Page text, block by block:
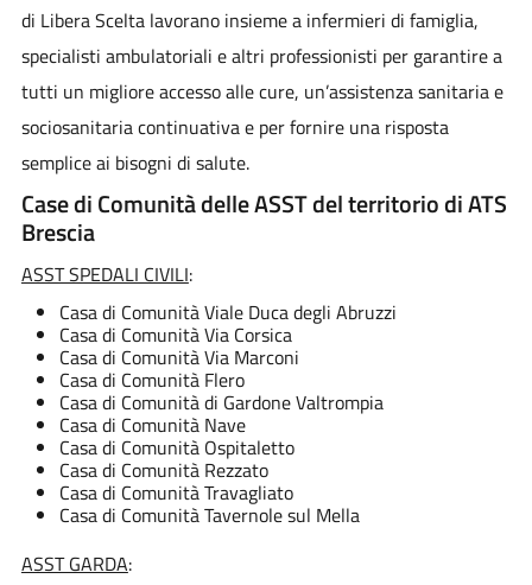
di Libera Scelta lavorano insieme a infermieri di famiglia,
specialisti ambulatoriali e altri professionisti per garantire a
tutti un migliore accesso alle cure, un’assistenza sanitaria e
sociosanitaria continuativa e per fornire una risposta
semplice ai bisogni di salute.
Case di Comunità delle ASST del territorio di ATS
Brescia
ASST SPEDALI CIVILI:
Casa di Comunità Viale Duca degli Abruzzi
Casa di Comunità Via Corsica
Casa di Comunità Via Marconi
Casa di Comunità Flero
Casa di Comunità di Gardone Valtrompia
Casa di Comunità Nave
Casa di Comunità Ospitaletto
Casa di Comunità Rezzato
Casa di Comunità Travagliato
Casa di Comunità Tavernole sul Mella
ASST GARDA: